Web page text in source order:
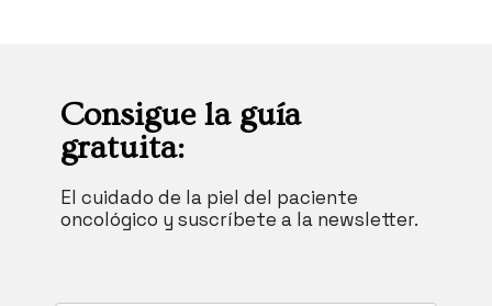
Consigue la guía
gratuita:
El cuidado de la piel del paciente
oncológico y suscríbete a la newsletter.